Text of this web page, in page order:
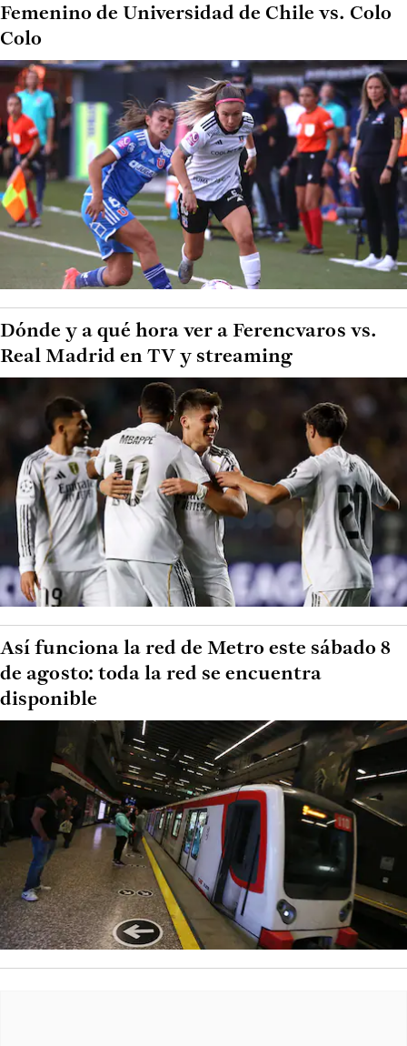
Femenino de Universidad de Chile vs. Colo
Colo
Dónde y a qué hora ver a Ferencvaros vs.
Real Madrid en TV y streaming
Así funciona la red de Metro este sábado 8
de agosto: toda la red se encuentra
disponible